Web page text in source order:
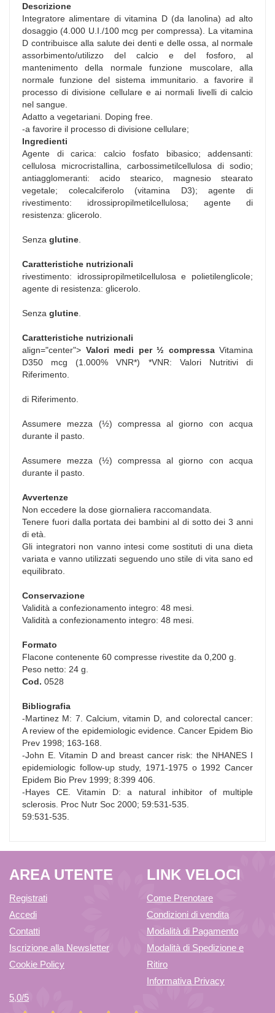
Descrizione
Integratore alimentare di vitamina D (da lanolina) ad alto
dosaggio (4.000 U.I./100 mcg per compressa). La vitamina
D contribuisce alla salute dei denti e delle ossa, al normale
assorbimento/utilizzo del calcio e del fosforo, al
mantenimento della normale funzione muscolare, alla
normale funzione del sistema immunitario. a favorire il
processo di divisione cellulare e ai normali livelli di calcio
nel sangue.
Adatto a vegetariani. Doping free.
-a favorire il processo di divisione cellulare;
Ingredienti
Agente di carica: calcio fosfato bibasico; addensanti:
cellulosa microcristallina, carbossimetilcellulosa di sodio;
antiagglomeranti: acido stearico, magnesio stearato
vegetale; colecalciferolo (vitamina D3); agente di
rivestimento: idrossipropilmetilcellulosa; agente di
resistenza: glicerolo.
Senza glutine
Caratteristiche nutrizionali
rivestimento: idrossipropilmetilcellulosa e polietilenglicole;
agente di resistenza: glicerolo.
Senza glutine
Caratteristiche nutrizionali
align="center"> Valori medi per ½ compressaVitamina
D350 mcg (1.000% VNR*) *VNR: Valori Nutritivi di
Riferimento.
di Riferimento.
Assumere mezza (½) compressa al giorno con acqua
durante il pasto.
Assumere mezza (½) compressa al giorno con acqua
durante il pasto.
Avvertenze
Non eccedere la dose giornaliera raccomandata.
Tenere fuori dalla portata dei bambini al di sotto dei 3 anni
di età.
Gli integratori non vanno intesi come sostituti di una dieta
variata e vanno utilizzati seguendo uno stile di vita sano ed
equilibrato.
Conservazione
Validità a confezionamento integro: 48 mesi.
Validità a confezionamento integro: 48 mesi.
Formato
Flacone contenente 60 compresse rivestite da 0,200 g.
Peso netto: 24 g.
Cod. 0528
Bibliografia
-Martinez M: 7. Calcium, vitamin D, and colorectal cancer:
A review of the epidemiologic evidence. Cancer Epidem Bio
Prev 1998; 163-168.
-John E. Vitamin D and breast cancer risk: the NHANES I
epidemiologic follow-up study, 1971-1975 o 1992 Cancer
Epidem Bio Prev 1999; 8:399 406.
-Hayes CE. Vitamin D: a natural inhibitor of multiple
sclerosis. Proc Nutr Soc 2000; 59:531-535.
59:531-535.
AREA UTENTE
Registrati
Accedi
Contatti
Iscrizione alla Newsletter
Cookie Policy
LINK VELOCI
Come Prenotare
Condizioni di vendita
Modalità di Pagamento
Modalità di Spedizione e
Ritiro
Informativa Privacy
5,0/5